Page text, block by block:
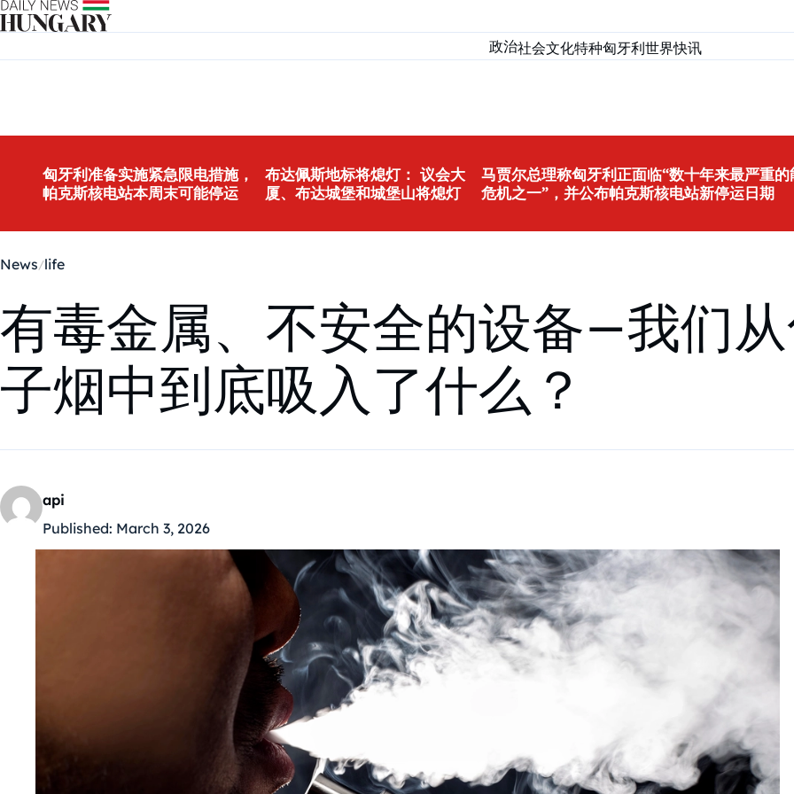
Skip to content
政治社会文化特种匈牙利世界快讯
匈牙利准备实施紧急限电措施，
帕克斯核电站本周末可能停运
布达佩斯地标将熄灯： 议会大
厦、布达城堡和城堡山将熄灯
马贾尔总理称匈牙利正面临“数十年来最严重的
危机之一”，并公布帕克斯核电站新停运日期
News life
有毒金属、不安全的设备–我们
子烟中到底吸入了什么？
api
Published: March 3, 2026